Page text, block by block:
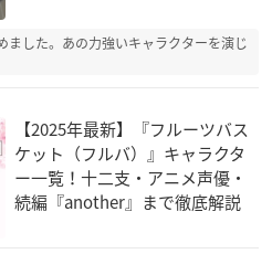
ビニカレシ
三橋真珠
妖怪アパートの幽雅
な日常
した。あの力強いキャラクターを演じ
【2025年最新】『フルーツバス
ケット（フルバ）』キャラクタ
ー一覧！十二支・アニメ声優・
続編『another』まで徹底解説